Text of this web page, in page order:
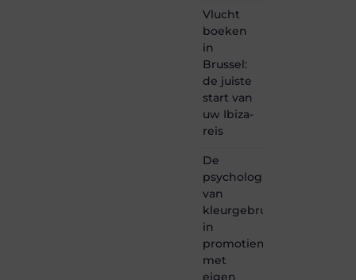
Vlucht
boeken
in
Brussel:
de juiste
start van
uw Ibiza-
reis
De
psychologie
van
kleurgebruik
in
promotiemateriaal
met
eigen